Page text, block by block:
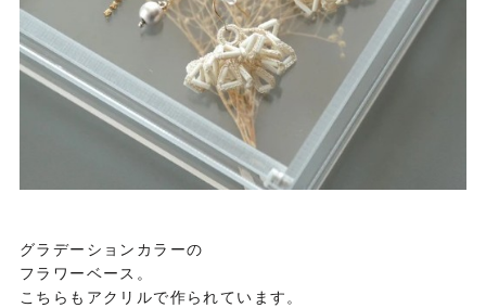
グラデーションカラーの
フラワーベース。
こちらもアクリルで作られています。